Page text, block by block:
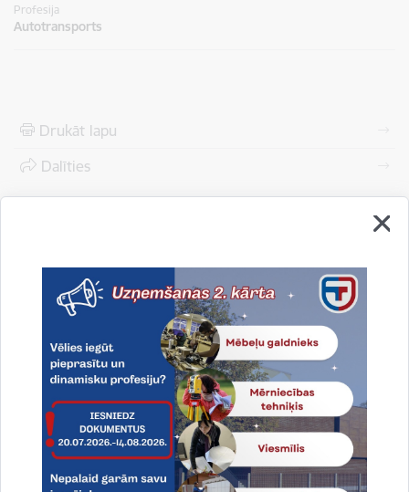
Profesija
Autotransports
Drukāt lapu
Dalīties
Vai šī informācija bija noderīga?